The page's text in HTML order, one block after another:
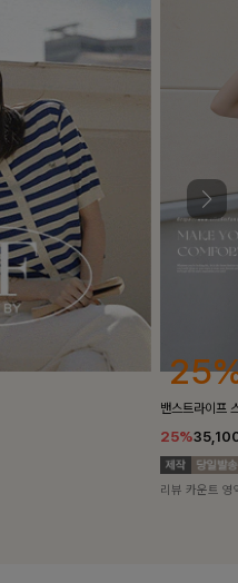
10%
[5천장돌파/
10%
리뷰 카운트 영